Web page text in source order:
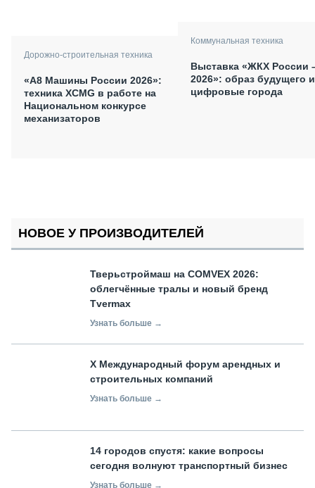
Дорожно-строительная техника
«А8 Машины России 2026»:
техника XCMG в работе на
Национальном конкурсе
механизаторов
Коммунальная техника
Выставка «ЖКХ России
2026»: образ будущего и
цифровые города
НОВОЕ У ПРОИЗВОДИТЕЛЕЙ
Тверьстроймаш на COMVEX 2026:
облегчённые тралы и новый бренд
Tvermax
Узнать больше →
X Международный форум арендных и
строительных компаний
Узнать больше →
14 городов спустя: какие вопросы
сегодня волнуют транспортный бизнес
Узнать больше →